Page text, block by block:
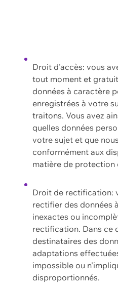
Droit d'accès: vous
tout moment et
données à caractère
enregistrées à votre
traitons. Vous avez
quelles données
votre sujet et que
conformément aux
matière de protection
Droit de rectification:
rectifier des données
inexactes ou
rectification. Dans ce
destinataires des
adaptations
impossible ou
disproportionnés.